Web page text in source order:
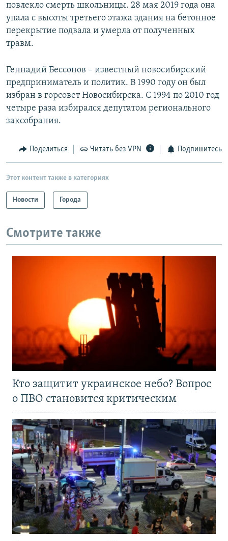
повлекло смерть школьницы. 28 мая 2019 года она
упала с высоты третьего этажа здания на бетонное
перекрытие подвала и умерла от полученных
травм.
Геннадий Бессонов – известный новосибирский
предприниматель и политик. В 1990 году он был
избран в горсовет Новосибирска. С 1994 по 2010 год
четыре раза избирался депутатом регионального
заксобрания.
Поделиться Читать без VPN Подпишитесь
Этот контент также в категориях
Новости Города
Смотрите также
Кто защитит украинское небо? Вопрос
о ПВО становится критическим